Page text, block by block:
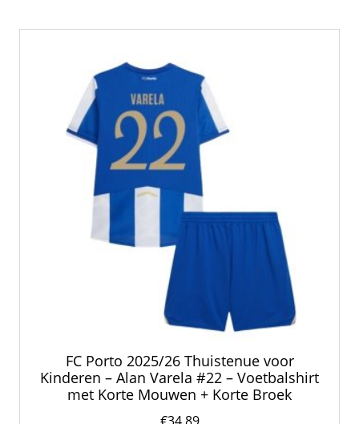
Deze
FC Porto 2025/26 Thuistenue voor
Kinderen – Alan Varela #22 – Voetbalshirt
met Korte Mouwen + Korte Broek